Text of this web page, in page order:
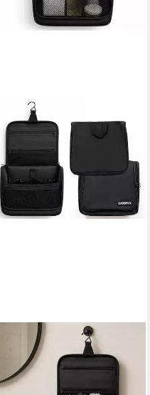
Kulturbeutel Kulturtasche
Herren groß - Kulturbeutel
zum Aufhängen -